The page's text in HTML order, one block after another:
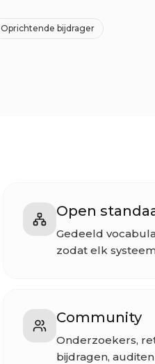
Oprichtende bijdrager
Open
Gedeeld
zodat elk
Community
Onderzoekers,
bijdragen,